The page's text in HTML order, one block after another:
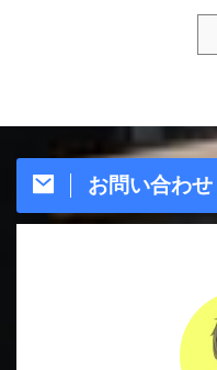
お問い合わせ